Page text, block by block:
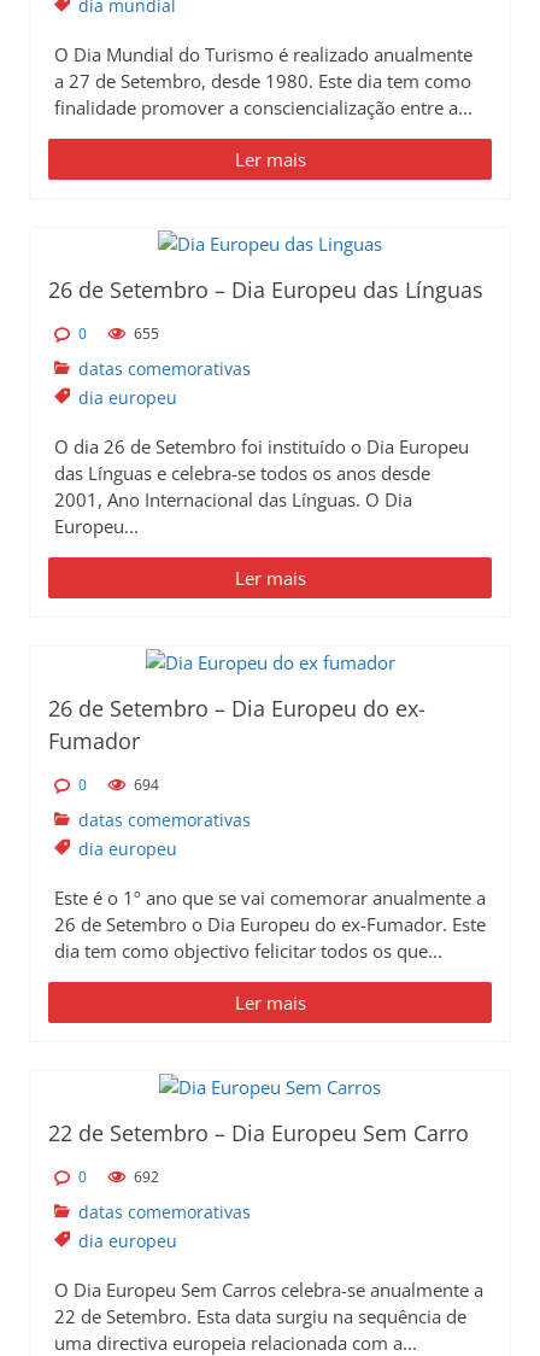
dia mundial
O Dia Mundial do Turismo é realizado anualmente
a 27 de Setembro, desde 1980. Este dia tem como
finalidade promover a consciencialização entre a...
Ler mais
26 de Setembro – Dia Europeu das Línguas
0 655
datas comemorativas
dia europeu
O dia 26 de Setembro foi instituído o Dia Europeu
das Línguas e celebra-se todos os anos desde
2001, Ano Internacional das Línguas. O Dia
Europeu...
Ler mais
26 de Setembro – Dia Europeu do ex-
Fumador
0 694
datas comemorativas
dia europeu
Este é o 1º ano que se vai comemorar anualmente a
26 de Setembro o Dia Europeu do ex-Fumador. Este
dia tem como objectivo felicitar todos os que...
Ler mais
22 de Setembro – Dia Europeu Sem Carro
0 692
datas comemorativas
dia europeu
O Dia Europeu Sem Carros celebra-se anualmente a
22 de Setembro. Esta data surgiu na sequência de
uma directiva europeia relacionada com a...